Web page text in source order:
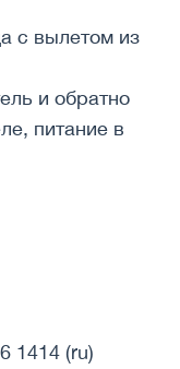
с вылетом из
и обратно
питание в
1414 (ru)